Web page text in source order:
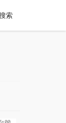
索